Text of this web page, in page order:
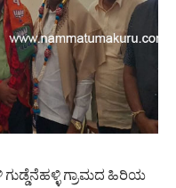
ಗ್ರಾಮದ ಹಿರಿಯ